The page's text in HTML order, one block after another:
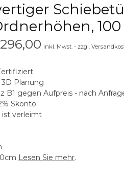
inkl. Mwst. - zzgl.
3D Planung
B1 gegen Aufpreis - nach
Skonto
ist verleimt
Lesen Sie mehr.